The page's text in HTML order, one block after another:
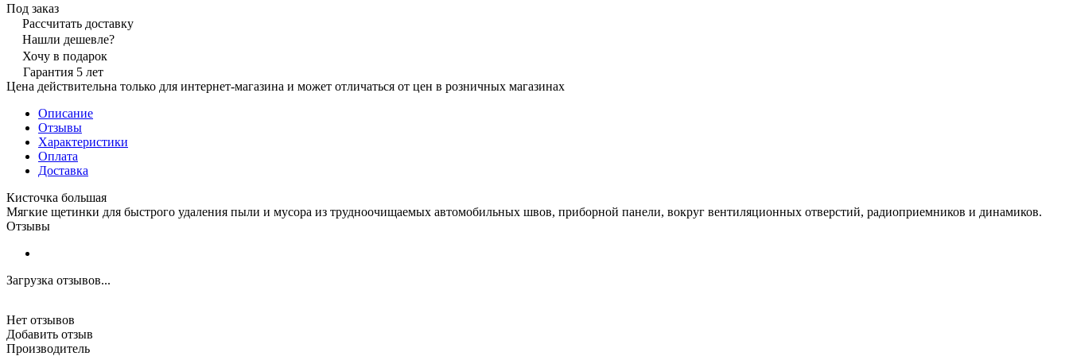
Под заказ
Рассчитать доставку
Нашли дешевле?
Хочу в подарок
Гарантия 5 лет
Цена действительна только для интернет-магазина и может отличаться от цен в розничных магазинах
Описание
Отзывы
Характеристики
Оплата
Доставка
Кисточка большая
Мягкие щетинки для быстрого удаления пыли и мусора из трудноочищаемых автомобильных швов, приборной панели, вокруг вентиляционных отверстий, радиоприемников и динамиков.
Отзывы
Загрузка отзывов...
Нет отзывов
Добавить отзыв
Производитель